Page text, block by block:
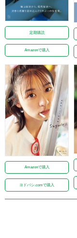
定期購読
Amazonで購入
Amazonで購入
ヨドバシ.comで購入